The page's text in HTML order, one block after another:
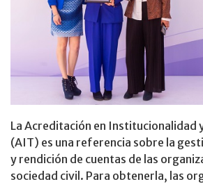
La Acreditación en Institucionalidad
(AIT) es una referencia sobre la
y rendición de cuentas de las
sociedad civil. Para obtenerla, las